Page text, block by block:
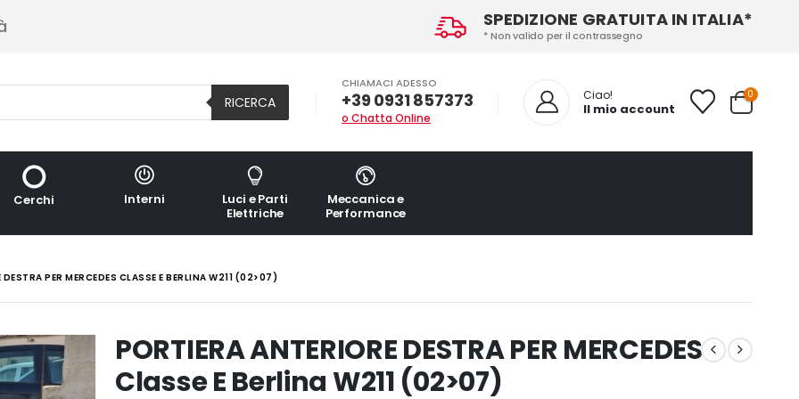
SPEDIZIONE GRATUITA IN ITALIA*
* Non valido per il contrassegno
RICERCA
CHIAMACI ADESSO
+39 0931 857373
o Chatta Online
Ciao!
Il mio account
0
Cerchi Interni
Luci e Parti
Elettriche
Meccanica e
Performance
PER MERCEDES CLASSE E BERLINA W211 (02>07)
PORTIERA ANTERIORE DESTRA PER MERCEDES
Classe E Berlina W211 (02>07)